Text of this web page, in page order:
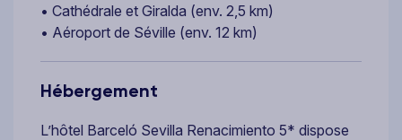
• Cathédrale et Giralda (env. 2,5 km)
• Aéroport de Séville (env. 12 km)
Hébergement
L’hôtel Barceló Sevilla Renacimiento 5* dispose